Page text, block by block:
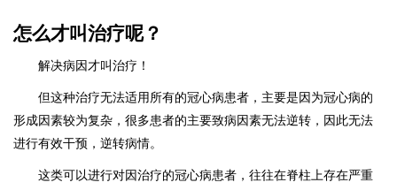
怎么才叫治疗呢？
解决病因才叫治疗！
但这种治疗无法适用所有的冠心病患者，主要是因为冠心病的
形成因素较为复杂，很多患者的主要致病因素无法逆转，因此无法
进行有效干预，逆转病情。
这类可以进行对因治疗的冠心病患者，往往在脊柱上存在严重